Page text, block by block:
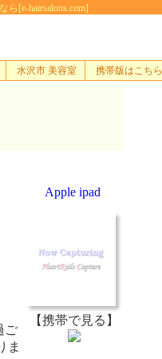
[e-hairsalons.com]
水沢市 美容室 携帯版はこちら
ご
ま
Apple ipad
【携帯で見る】